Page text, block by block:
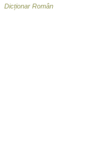
Dicționar Român